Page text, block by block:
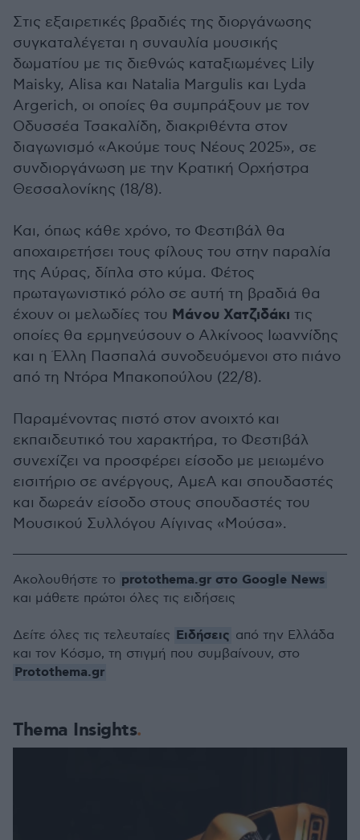
Στις εξαιρετικές βραδιές της διοργάνωσης
συγκαταλέγεται η συναυλία μουσικής
δωματίου με τις διεθνώς καταξιωμένες Lily
Maisky, Alisa και Natalia Margulis και Lyda
Argerich, οι οποίες θα συμπράξουν με τον
Οδυσσέα Τσακαλίδη, διακριθέντα στον
διαγωνισμό «Ακούμε τους Νέους 2025», σε
συνδιοργάνωση με την Κρατική Ορχήστρα
Θεσσαλονίκης (18/8).
Και, όπως κάθε χρόνο, το Φεστιβάλ θα
αποχαιρετήσει τους φίλους του στην παραλία
της Αύρας, δίπλα στο κύμα. Φέτος
πρωταγωνιστικό ρόλο σε αυτή τη βραδιά θα
έχουν οι μελωδίες του Μάνου Χατζιδάκι τις
οποίες θα ερμηνεύσουν ο Αλκίνοος Ιωαννίδης
και η Έλλη Πασπαλά συνοδευόμενοι στο πιάνο
από τη Ντόρα Μπακοπούλου (22/8).
Παραμένοντας πιστό στον ανοιχτό και
εκπαιδευτικό του χαρακτήρα, το Φεστιβάλ
συνεχίζει να προσφέρει είσοδο με μειωμένο
εισιτήριο σε ανέργους, ΑμεΑ και σπουδαστές
και δωρεάν είσοδο στους σπουδαστές του
Μουσικού Συλλόγου Αίγινας «Μούσα».
Thema Insights
Ακολουθήστε το protothema.gr στο Google News
και μάθετε πρώτοι όλες τις ειδήσεις
Δείτε όλες τις τελευταίες Ειδήσεις από την Ελλάδα
και τον Κόσμο, τη στιγμή που συμβαίνουν, στο
Protothema.gr